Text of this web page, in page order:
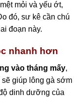
mỏi và yếu ớt,
đó, sư kê cần chú
đoạn này.
nhanh hơn
vào tháng mấy,
giúp lông gà sớm
dinh dưỡng của